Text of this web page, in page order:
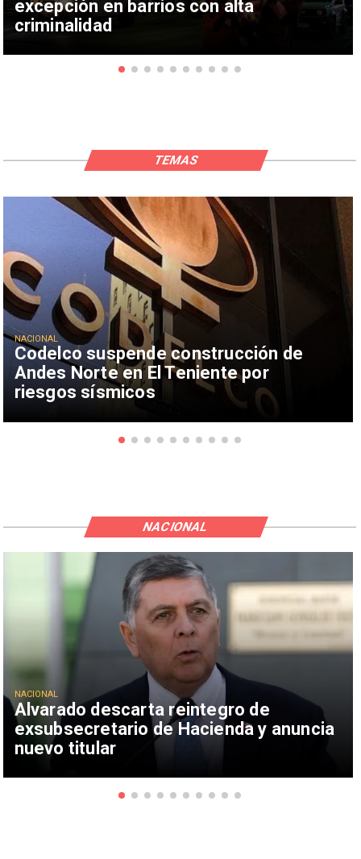
excepción en barrios con alta
criminalidad
Codelco suspende construcción de
Andes Norte en El Teniente por
riesgos sísmicos
NACIONAL
TEMAS
Alvarado descarta reintegro de
exsubsecretario de Hacienda y anuncia
nuevo titular
NACIONAL
NACIONAL